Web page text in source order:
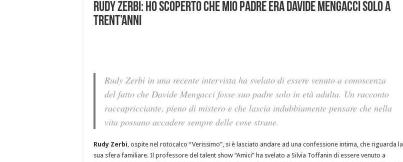
Rudy Zerbi: ho scoperto che mio padre era Davide Mengacci solo a
trent’anni
Rudy Zerbi in una recente intervista ha svelato di essere venuto a conoscenza
del fatto che Davide Mengacci fosse suo padre solo in età adulta. Un racconto
raccapricciante, pieno di mistero e che lascia indubbiamente pensare che nella
vita possano accadere sempre delle cose strane.
Rudy Zerbi, ospite nel rotocalco “Verissimo”, si è lasciato andare ad una confessione intima, che riguarda la
sua sfera familiare. Il professore del talent show “Amici” ha svelato a Silvia Toffanin di essere venuto a